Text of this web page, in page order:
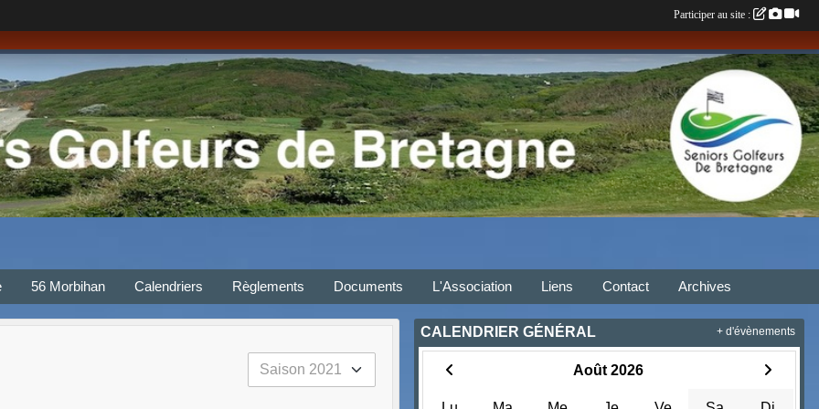
56 Morbihan Calendriers Règlements Documents L'Association Liens Contact Archives
CALENDRIER GÉNÉRAL
Août 2026
+ d'évènements
Participer au site :